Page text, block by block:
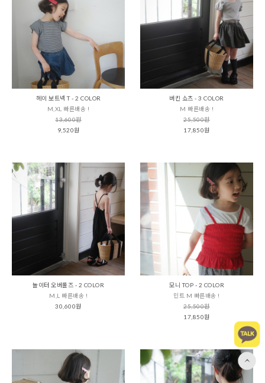
헤이 보트넥 T - 2 COLOR
M,XL 빠른배송 !
13,600원
9,520원
버킨 쇼츠 - 3 COLOR
M 빠른배송 !
25,500원
17,850원
놀이터 오버롤즈 - 2 COLOR
M,L 빠른배송 !
30,600원
모니 TOP - 2 COLOR
민트 M 빠른배송 !
25,500원
17,850원